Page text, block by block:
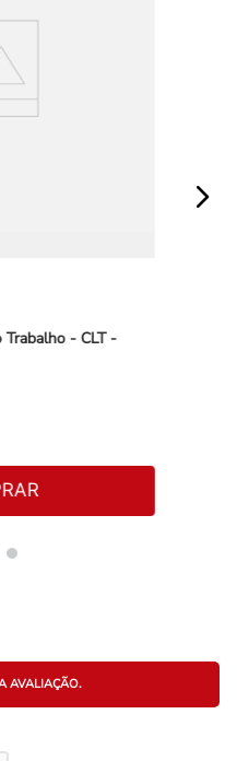
Trabalho - CLT -
AVALIAÇÃO.